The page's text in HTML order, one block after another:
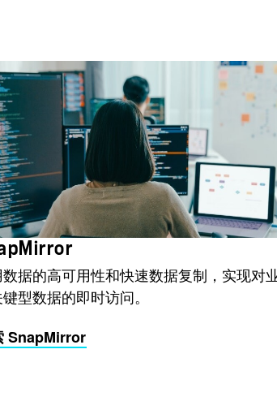
据的高可用性和快速数据复制，实现对
型数据的即时访问。
SnapMirror